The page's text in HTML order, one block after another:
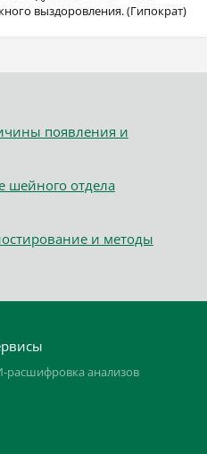
выздоровления. (Гипократ)
появления и
шейного отдела
и методы
расшифровка анализов